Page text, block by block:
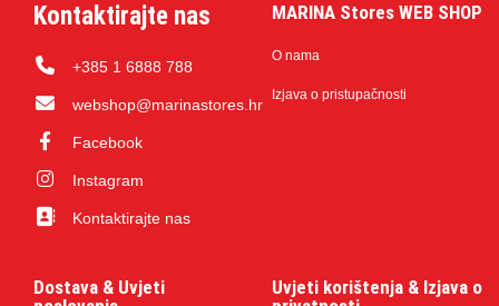
Kontaktirajte nas
+385 1 6888 788
webshop@marinastores.hr
Facebook
Instagram
Kontaktirajte nas
MARINA Stores WEB SHOP
O nama
Izjava o pristupačnosti
Dostava & Uvjeti
Uvjeti korištenja & Izjava o